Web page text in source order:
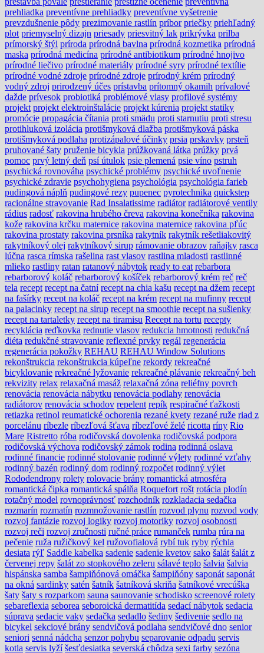
prehliadka preventívne prehliadky preventívne vyšetrenie
prevzdušnenie pôdy prezimovanie rastlín príbor priečky priehľadný
plot priemyselný dizajn priesady priesvitný lak prikrývka prilba
prímorský štýl príroda prírodná bavlna prírodná kozmetika prírodná
maska prírodná medicína prírodné antibiotikum prírodné hnojivo
prírodné liečivo prírodné materiály prírodné syry prírodné textílie
prírodné vodné zdroje prírodné zdroje prírodný krém prírodný
vodný zdroj prirodzený účes prístavba prítomný okamih prívalové
dažde prívesok probiotiká problémové vlasy profilové systémy
projekt projekt elektroinštalácie projekt kúrenia projekt statiky
promócie propagácia čítania proti smädu proti starnutiu proti stresu
protihluková izolácia protišmyková dlažba protišmyková páska
protišmyková podlaha protizápalové účinky prsia prskavky prsteň
pruhované šaty pruženie bicykla prúžkovaná látka prúžky prvá
pomoc prvý letný deň psí útulok psie plemená psie víno pstruh
psychická rovnováha psychické problémy psychické uvoľnenie
psychické zdravie psychohygiena psychológia psychológia farieb
pudingová náplň pudingové rezy pupenec pyrotechnika quickstep
racionálne stravovanie Rad Insalatissime radiátor radiátorové ventily
rádius radosť rakovina hrubého čreva rakovina konečníka rakovina
kože rakovina krčku maternice rakovina maternice rakovina pľúc
rakovina prostaty rakovina prsníka rakytník rakytník rešetliakovitý
rakytníkový olej rakytníkový sirup rámovanie obrazov raňajky rasca
lúčna rasca rímska rašelina rast vlasov rastlina mladosti rastlinné
mlieko rastliny ratan ratanový nábytok ready to eat rebarbora
rebarborový koláč rebarborový košíček rebarborový krém reč reč
tela recept recept na čatní recept na chia kašu recept na džem recept
na fašírky recept na koláč recept na krém recept na mufinny recept
na palacinky recept na sirup recept na smoothie recept na sušienky
recept na tartaletky recept na tiramisu Recept na tortu recepty
recyklácia reďkovka rednutie vlasov redukcia hmotnosti redukčná
diéta redukčné stravovanie reflexné prvky regál regenerácia
regenerácia pokožky REHAU REHAU Window Solutions
rekonštrukcia rekonštrukcia kúpeľne rekordy rekreačné
bicyklovanie rekreačné lyžovanie rekreačné plávanie rekreačný beh
rekvizity relax relaxačná masáž relaxačná zóna reliéfny povrch
renovácia renovácia nábytku renovácia podlahy renovácia
radiátorov renovácia schodov repelent repík respiračné ťažkosti
retiazka retinol reumatické ochorenia rezané kvety rezané ruže riad z
porcelánu ríbezle ríbezľová šťava ríbezľové želé ricotta ríny Rio
Mare Ristretto róba rodičovská dovolenka rodičovská podpora
rodičovská výchova rodičovský zámok rodina rodinná oslava
rodinné financie rodinné stolovanie rodinné výlety rodinné vzťahy
rodinný bazén rodinný dom rodinný rozpočet rodinný výlet
Rododendrony rolety rolovacie brány romantická atmosféra
romantická čipka romantická spálňa Roquefort rošt rotácia plodín
rotačný model rovnoprávnosť rozchodník rozkladacia sedačka
rozmarín rozmatín rozmnožovanie rastlín rozvod plynu rozvod vody
rozvoj fantázie rozvoj logiky rozvoj motoriky rozvoj osobnosti
rozvoj reči rozvoj zručnosti ručné práce rumanček rumba rúra na
pečenie ruža ružičkový kel ružovofialová rybí tuk ryby rýchla
desiata rýľ Saddle kabelka sadenie sadenie kvetov sako šalát šalát z
červenej repy šalát zo stopkového zeleru sálavé teplo šalvia šalvia
hispánska samba šampiňónová omáčka šampiňóny saponát saponát
na okná sardinky satén šatník šatníková skriňa šatníkové vrecúška
šaty šaty s rozparkom sauna saunovanie schodisko screenové rolety
sebareflexia seborea seboroická dermatitída sedací nábytok sedacia
súprava sedacie vaky sedačka sedadlo šediny šedivenie sedlo na
bicykel sekciové brány sendvičová podlaha sendvičové dno senior
seniori senná nádcha senzor pohybu separovanie odpadu servis
kotla servis lyží šesťdesiatka severská chôdza sexi farby sezóna